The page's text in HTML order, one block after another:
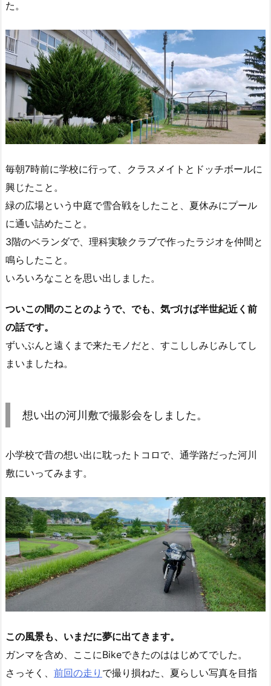
た。
毎朝7時前に学校に行って、クラスメイトとドッチボールに
興じたこと。
緑の広場という中庭で雪合戦をしたこと、夏休みにプール
に通い詰めたこと。
3階のベランダで、理科実験クラブで作ったラジオを仲間と
鳴らしたこと。
いろいろなことを思い出しました。
ついこの間のことのようで、でも、気づけば半世紀近く前
の話です。
ずいぶんと遠くまで来たモノだと、すこししみじみしてし
まいましたね。
想い出の河川敷で撮影会をしました。
小学校で昔の想い出に耽ったトコロで、通学路だった河川
敷にいってみます。
この風景も、いまだに夢に出てきます。
ガンマを含め、ここにBikeできたのははじめてでした。
さっそく、 前回の走り で撮り損ねた、夏らしい写真を目指